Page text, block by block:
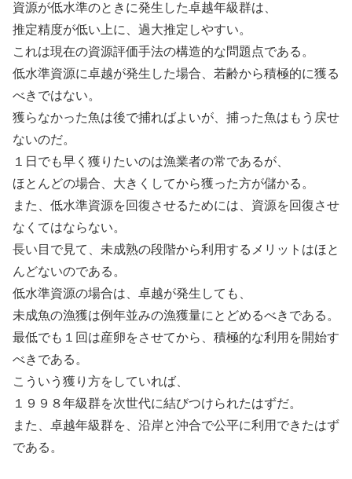
資源が低水準のときに発生した卓越年級群は、
推定精度が低い上に、過大推定しやすい。
これは現在の資源評価手法の構造的な問題点である。
低水準資源に卓越が発生した場合、若齢から積極的に獲る
べきではない。
獲らなかった魚は後で捕ればよいが、捕った魚はもう戻せ
ないのだ。
１日でも早く獲りたいのは漁業者の常であるが、
ほとんどの場合、大きくしてから獲った方が儲かる。
また、低水準資源を回復させるためには、資源を回復させ
なくてはならない。
長い目で見て、未成熟の段階から利用するメリットはほと
んどないのである。
低水準資源の場合は、卓越が発生しても、
未成魚の漁獲は例年並みの漁獲量にとどめるべきである。
最低でも１回は産卵をさせてから、積極的な利用を開始す
べきである。
こういう獲り方をしていれば、
１９９８年級群を次世代に結びつけられたはずだ。
また、卓越年級群を、沿岸と沖合で公平に利用できたはず
である。